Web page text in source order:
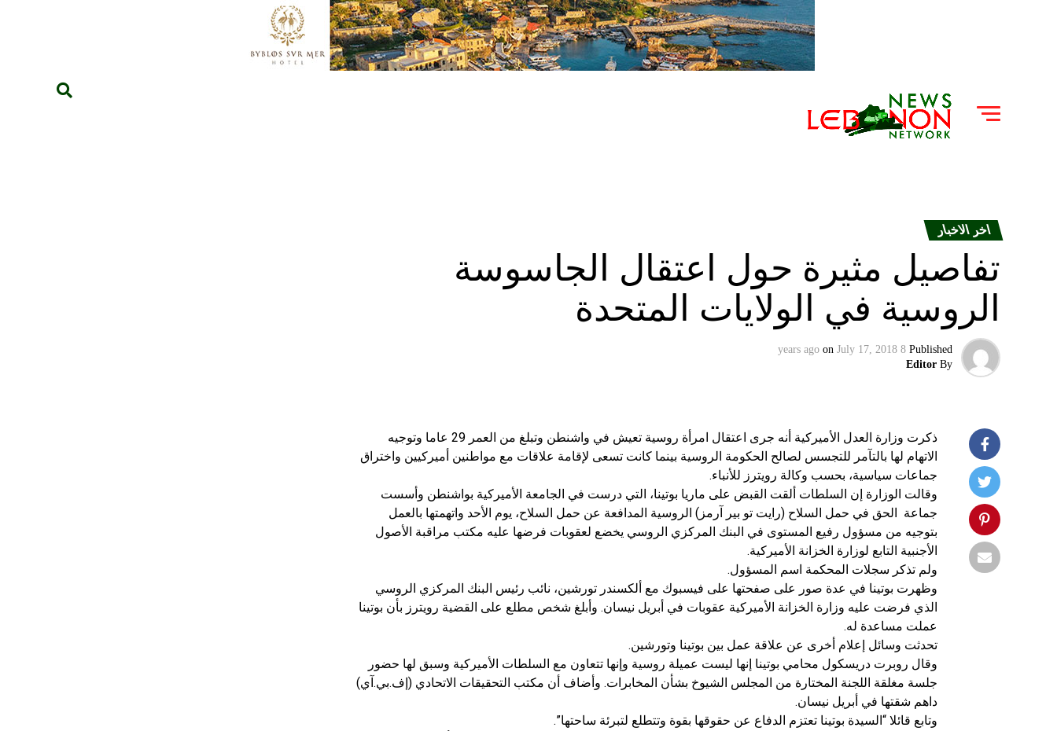
اخر الاخبار
تفاصيل مثيرة حول اعتقال الجاسوسة
الروسية في الولايات المتحدة
Published
8 years ago
on July 17, 2018
By
Editor
ذكرت وزارة العدل الأميركية أنه جرى اعتقال امرأة روسية تعيش في واشنطن وتبلغ من العمر 29 عاما وتوجيه
الاتهام لها بالتآمر للتجسس لصالح الحكومة الروسية بينما كانت تسعى لإقامة علاقات مع مواطنين أميركيين واختراق
جماعات سياسية، بحسب وكالة رويترز للأنباء.
وقالت الوزارة إن السلطات ألقت القبض على ماريا بوتينا، التي درست في الجامعة الأميركية بواشنطن وأسست
جماعة الحق في حمل السلاح (رايت تو بير آرمز) الروسية المدافعة عن حمل السلاح، يوم الأحد واتهمتها بالعمل
بتوجيه من مسؤول رفيع المستوى في البنك المركزي الروسي يخضع لعقوبات فرضها عليه مكتب مراقبة الأصول
الأجنبية التابع لوزارة الخزانة الأميركية.
ولم تذكر سجلات المحكمة اسم المسؤول.
وظهرت بوتينا في عدة صور على صفحتها على فيسبوك مع ألكسندر تورشين، نائب رئيس البنك المركزي الروسي
الذي فرضت عليه وزارة الخزانة الأميركية عقوبات في أبريل نيسان. وأبلغ شخص مطلع على القضية رويترز بأن بوتينا
عملت مساعدة له.
تحدثت وسائل إعلام أخرى عن علاقة عمل بين بوتينا وتورشين.
وقال روبرت دريسكول محامي بوتينا إنها ليست عميلة روسية وإنها تتعاون مع السلطات الأميركية وسبق لها حضور
جلسة مغلقة اللجنة المختارة من المجلس الشيوخ بشأن المخابرات. وأضاف أن مكتب التحقيقات الاتحادي (إف.بي.آي)
داهم شقتها في أبريل نيسان.
وتابع قائلا “السيدة بوتينا تعتزم الدفاع عن حقوقها بقوة وتتطلع لتبرئة ساحتها”.